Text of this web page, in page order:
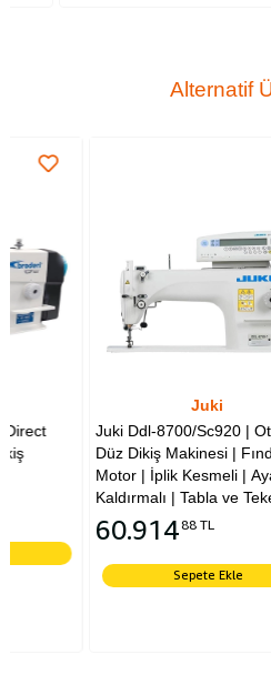
Alternatif
Juki Ddl-8700/Sc920 | Otomatik
Düz Dikiş Makinesi | Fındık
Motor | İplik Kesmeli | Ayak
Kaldırmalı | Tabla ve Tekerlekli
Ayak, 220v
60.91488 TL
Sepete Ekle